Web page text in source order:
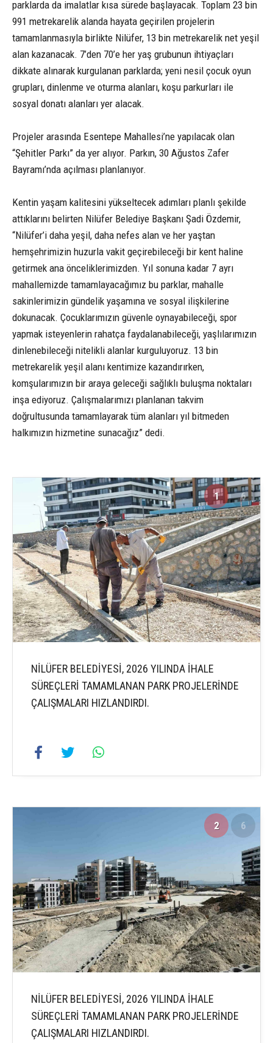
parklarda da imalatlar kısa sürede başlayacak. Toplam 23 bin
991 metrekarelik alanda hayata geçirilen projelerin
tamamlanmasıyla birlikte Nilüfer, 13 bin metrekarelik net yeşil
alan kazanacak. 7’den 70’e her yaş grubunun ihtiyaçları
dikkate alınarak kurgulanan parklarda; yeni nesil çocuk oyun
grupları, dinlenme ve oturma alanları, koşu parkurları ile
sosyal donatı alanları yer alacak.
Projeler arasında Esentepe Mahallesi’ne yapılacak olan
“Şehitler Parkı” da yer alıyor. Parkın, 30 Ağustos Zafer
Bayramı’nda açılması planlanıyor.
Kentin yaşam kalitesini yükseltecek adımları planlı şekilde
attıklarını belirten Nilüfer Belediye Başkanı Şadi Özdemir,
“Nilüfer’i daha yeşil, daha nefes alan ve her yaştan
hemşehrimizin huzurla vakit geçirebileceği bir kent haline
getirmek ana önceliklerimizden. Yıl sonuna kadar 7 ayrı
mahallemizde tamamlayacağımız bu parklar, mahalle
sakinlerimizin gündelik yaşamına ve sosyal ilişkilerine
dokunacak. Çocuklarımızın güvenle oynayabileceği, spor
yapmak isteyenlerin rahatça faydalanabileceği, yaşlılarımızın
dinlenebileceği nitelikli alanlar kurguluyoruz. 13 bin
metrekarelik yeşil alanı kentimize kazandırırken,
komşularımızın bir araya geleceği sağlıklı buluşma noktaları
inşa ediyoruz. Çalışmalarımızı planlanan takvim
doğrultusunda tamamlayarak tüm alanları yıl bitmeden
halkımızın hizmetine sunacağız” dedi.
1 6
NİLÜFER BELEDİYESİ, 2026 YILINDA İHALE
SÜREÇLERİ TAMAMLANAN PARK PROJELERİNDE
ÇALIŞMALARI HIZLANDIRDI.
2 6
NİLÜFER BELEDİYESİ, 2026 YILINDA İHALE
SÜREÇLERİ TAMAMLANAN PARK PROJELERİNDE
ÇALIŞMALARI HIZLANDIRDI.